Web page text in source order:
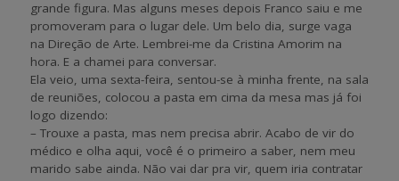
grande figura. Mas alguns meses depois Franco saiu e me
promoveram para o lugar dele. Um belo dia, surge vaga
na Direção de Arte. Lembrei-me da Cristina Amorim na
hora. E a chamei para conversar.
Ela veio, uma sexta-feira, sentou-se à minha frente, na sala
de reuniões, colocou a pasta em cima da mesa mas já foi
logo dizendo:
– Trouxe a pasta, mas nem precisa abrir. Acabo de vir do
médico e olha aqui, você é o primeiro a saber, nem meu
marido sabe ainda. Não vai dar pra vir, quem iria contratar